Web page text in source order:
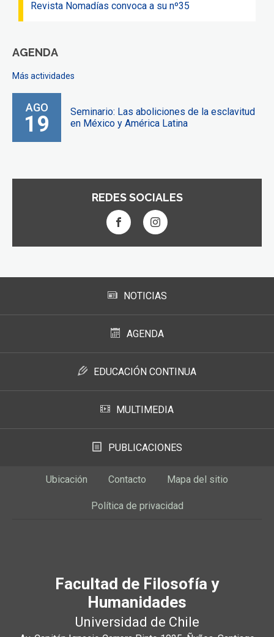
Revista Nomadías convoca a su nº35
AGENDA
Más actividades
AGO
19
Seminario: Las aboliciones de la esclavitud
en México y América Latina
REDES SOCIALES
NOTICIAS
AGENDA
EDUCACIÓN CONTINUA
MULTIMEDIA
PUBLICACIONES
Ubicación Contacto Mapa del sitio
Política de privacidad
Facultad de Filosofía y
Humanidades
Universidad de Chile